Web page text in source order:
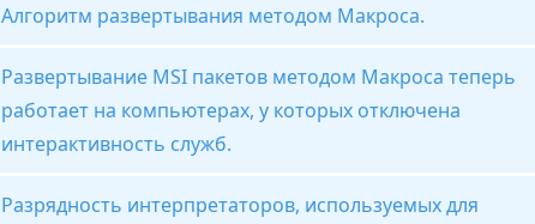
Алгоритм развертывания методом Макроса.
Развертывание MSI пакетов методом Макроса теперь
работает на компьютерах, у которых отключена
интерактивность служб.
Разрядность интерпретаторов, используемых для